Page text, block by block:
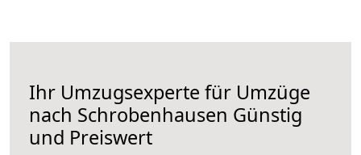
Ihr Umzugsexperte für Umzüge
nach Schrobenhausen Günstig
und Preiswert